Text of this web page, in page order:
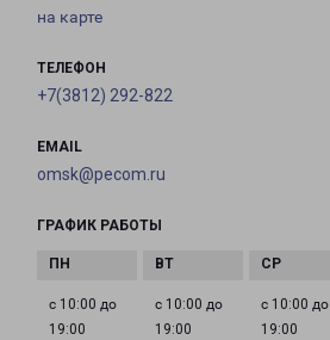
на карте
ТЕЛЕФОН
+7(3812) 292-822
EMAIL
omsk@pecom.ru
ГРАФИК РАБОТЫ
с 10:00 до
19:00
с 10:00 до
19:00
с 10:00 до
19:00